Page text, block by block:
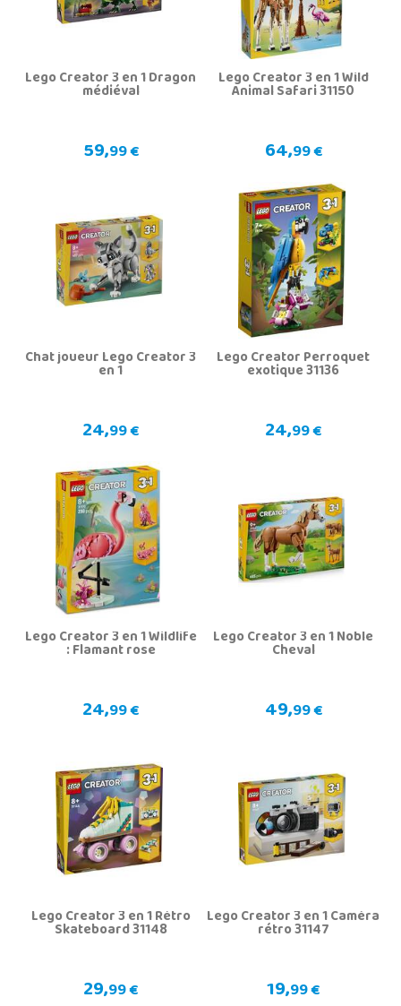
Lego Creator 3 en 1 Dragon
médiéval
59,99 €
Lego Creator 3 en 1 Wild
Animal Safari 31150
64,99 €
Chat joueur Lego Creator 3
en 1
24,99 €
Lego Creator Perroquet
exotique 31136
24,99 €
Lego Creator 3 en 1 Wildlife
: Flamant rose
24,99 €
Lego Creator 3 en 1 Noble
Cheval
49,99 €
Lego Creator 3 en 1 Rétro
Skateboard 31148
29,99 €
Lego Creator 3 en 1 Caméra
rétro 31147
19,99 €